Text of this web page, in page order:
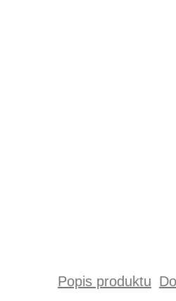
Popis produktu